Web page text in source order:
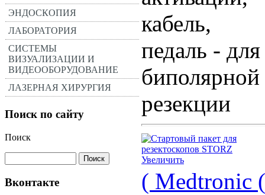
ЭНДОСКОПИЯ
ЛАБОРАТОРИЯ
СИСТЕМЫ
ВИЗУАЛИЗАЦИИ И
ВИДЕООБОРУДОВАНИЕ
ЛАЗЕРНАЯ ХИРУРГИЯ
Поиск по сайту
Поиск
Вконтакте
кабель,
педаль - для
биполярной
резекции
Увеличить
(